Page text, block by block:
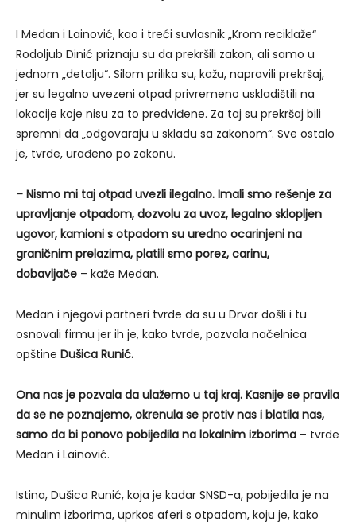
I Medan i Lainović, kao i treći suvlasnik „Krom reciklaže“
Rodoljub Dinić priznaju su da prekršili zakon, ali samo u
jednom „detalju“. Silom prilika su, kažu, napravili prekršaj,
jer su legalno uvezeni otpad privremeno uskladištili na
lokacije koje nisu za to predviđene. Za taj su prekršaj bili
spremni da „odgovaraju u skladu sa zakonom“. Sve ostalo
je, tvrde, urađeno po zakonu.
– Nismo mi taj otpad uvezli ilegalno. Imali smo rešenje za
upravljanje otpadom, dozvolu za uvoz, legalno sklopljen
ugovor, kamioni s otpadom su uredno ocarinjeni na
graničnim prelazima, platili smo porez, carinu,
dobavljače – kaže Medan.
Medan i njegovi partneri tvrde da su u Drvar došli i tu
osnovali firmu jer ih je, kako tvrde, pozvala načelnica
opštine Dušica Runić.
Ona nas je pozvala da ulažemo u taj kraj. Kasnije se pravila
da se ne poznajemo, okrenula se protiv nas i blatila nas,
samo da bi ponovo pobijedila na lokalnim izborima – tvrde
Medan i Lainović.
Istina, Dušica Runić, koja je kadar SNSD-a, pobijedila je na
minulim izborima, uprkos aferi s otpadom, koju je, kako